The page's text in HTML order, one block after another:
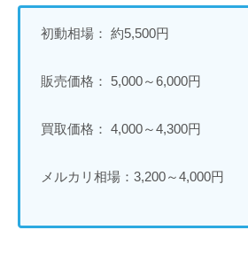
初動相場： 約5,500円
販売価格： 5,000～6,000円
買取価格： 4,000～4,300円
メルカリ相場：3,200～4,000円